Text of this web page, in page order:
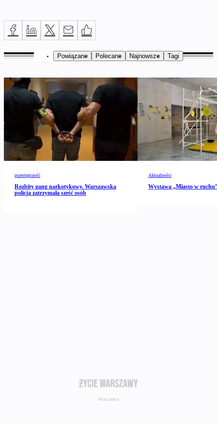
Powiązane Polecane Najnowsze Tagi
przestępczość
Rozbity gang narkotykowy. Warszawska
policja zatrzymała sześć osób
Aktualności
Wystawa „Miasto w